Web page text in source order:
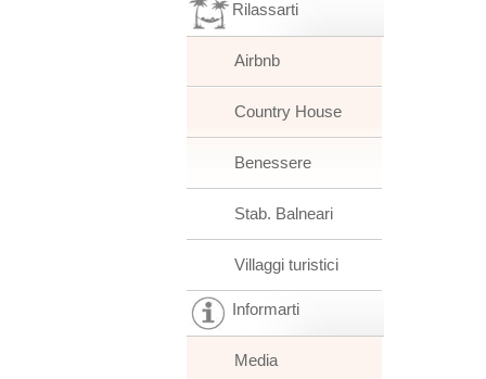
Rilassarti
Airbnb
Country House
Benessere
Stab. Balneari
Villaggi turistici
Informarti
Media